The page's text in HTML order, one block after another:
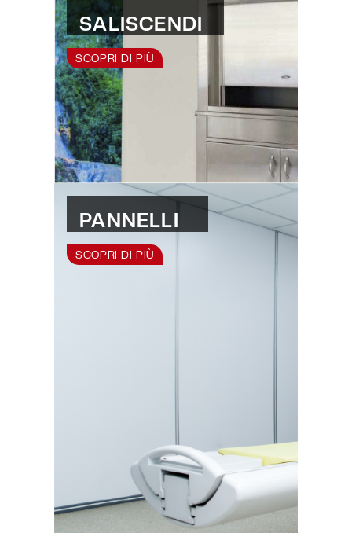
SALISCENDI
SCOPRI DI PIÙ
PANNELLI
SCOPRI DI PIÙ